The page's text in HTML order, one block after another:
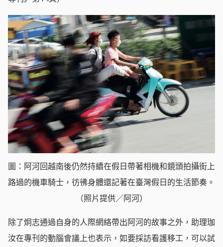
圖：阿河回越南後仍然持續在假日帶著相機和鏡頭拍攝街上
路過的機車騎士，彷彿身體還記著在臺灣假日的生活節奏。
（照片提供／阿河）
除了炯志通過自身的人際網絡帶出阿河的故事之外，助理珈
汝在專刊的動腦會議上也表示，如要採訪看護移工，可以試